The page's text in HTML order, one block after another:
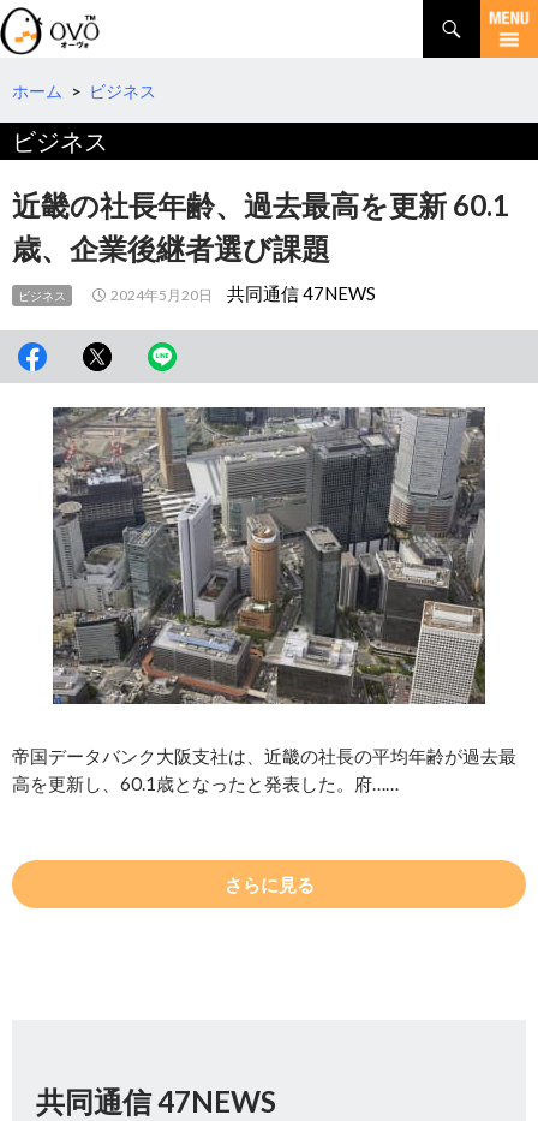
検
索
コ
テ
へ
移
動
ホーム > ビジネス
ビジネス
近畿の社長年齢、過去最高を更新 60.1
歳、企業後継者選び課題
ビジネス 2024年5月20日 共同通信 47NEWS
帝国データバンク大阪支社は、近畿の社長の平均年齢が過去最
高を更新し、60.1歳となったと発表した。府……
さらに見る
共同通信 47NEWS